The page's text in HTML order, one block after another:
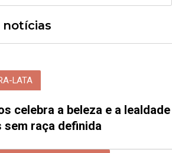
notícias
LATA
celebra a beleza e a lealdade
sem raça definida